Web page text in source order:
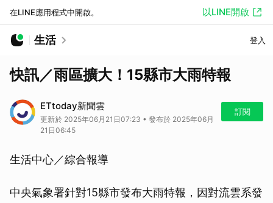
在LINE應用程式中開啟。 以LINE開啟
生活 登入
快訊／雨區擴大！15縣市大雨特報
ETtoday新聞雲
更新於 2025年06月21日07:23 • 發布於 2025年06月
21日06:45
訂閱
生活中心／綜合報導
中央氣象署針對15縣市發布大雨特報，因對流雲系發